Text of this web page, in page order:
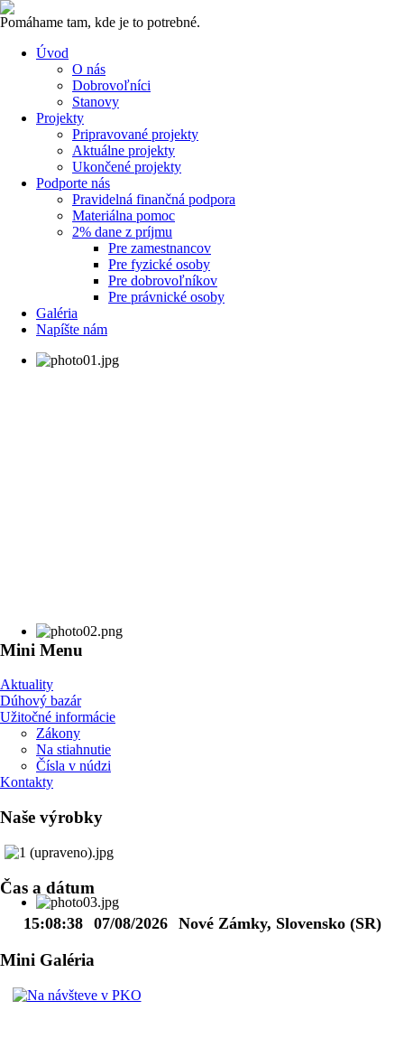
Pomáhame tam, kde je to potrebné.
Úvod
O nás
Dobrovoľníci
Stanovy
Projekty
Pripravované projekty
Aktuálne projekty
Ukončené projekty
Podporte nás
Pravidelná finančná podpora
Materiálna pomoc
2% dane z príjmu
Pre zamestnancov
Pre fyzické osoby
Pre dobrovoľníkov
Pre právnické osoby
Galéria
Napíšte nám
Mini Menu
Aktuality
Dúhový bazár
Užitočné informácie
Zákony
Na stiahnutie
Čísla v núdzi
Kontakty
Naše výrobky
Čas a dátum
15:08:39 07/08/2026 Nové Zámky, Slovensko (SR)
Mini Galéria